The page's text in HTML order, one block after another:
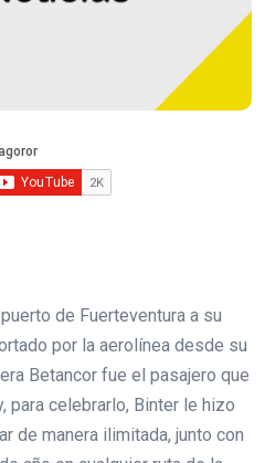
de Fuerteventura a su
por la aerolínea desde su
Betancor fue el pasajero que
para celebrarlo, Binter le hizo
de manera ilimitada, junto con